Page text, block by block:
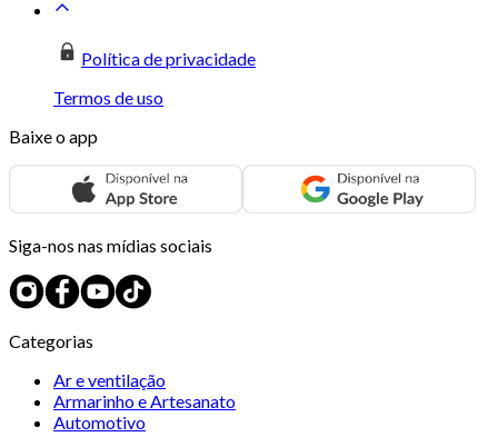
Política de privacidade
Termos de uso
Baixe o app
Siga-nos nas mídias sociais
Categorias
Ar e ventilação
Armarinho e Artesanato
Automotivo